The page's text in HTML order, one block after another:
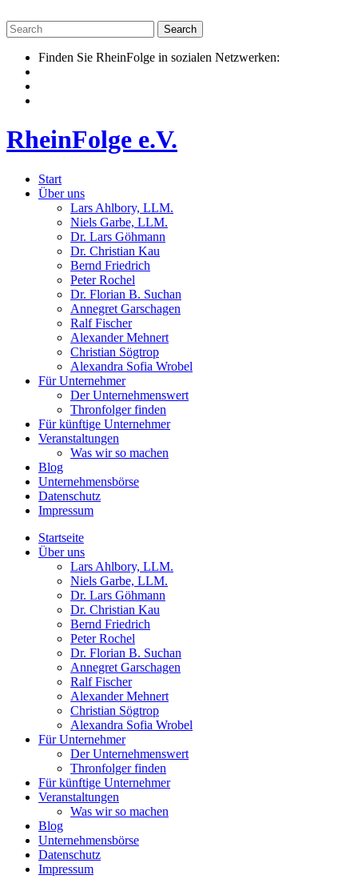
to
content
Finden Sie RheinFolge in sozialen Netzwerken:
RheinFolge e.V.
Start
Über uns
Lars Ahlbory, LLM.
Niels Garbe, LLM.
Dr. Lars Göhmann
Dr. Christian Kau
Bernd Friedrich
Peter Rochel
Dr. Florian B. Suchan
Annegret Garschagen
Ralf Fischer
Alexander Mehnert
Christian Sögtrop
Alexandra Sofia Wrobel
Für Unternehmer
Der Unternehmenswert
Thronfolger finden
Für künftige Unternehmer
Veranstaltungen
Was wir so machen
Blog
Unternehmensbörse
Datenschutz
Impressum
Startseite
Über uns
Lars Ahlbory, LLM.
Niels Garbe, LLM.
Dr. Lars Göhmann
Dr. Christian Kau
Bernd Friedrich
Peter Rochel
Dr. Florian B. Suchan
Annegret Garschagen
Ralf Fischer
Alexander Mehnert
Christian Sögtrop
Alexandra Sofia Wrobel
Für Unternehmer
Der Unternehmenswert
Thronfolger finden
Für künftige Unternehmer
Veranstaltungen
Was wir so machen
Blog
Unternehmensbörse
Datenschutz
Impressum